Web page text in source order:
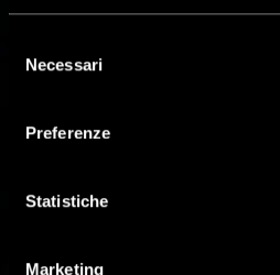
dunque la continuazione della
dei cookie attivi sul sito clicca
delNecessari
Preferenze
Statistiche
Marketing
Nuova ricerca
repressivo,
persecuzione, un